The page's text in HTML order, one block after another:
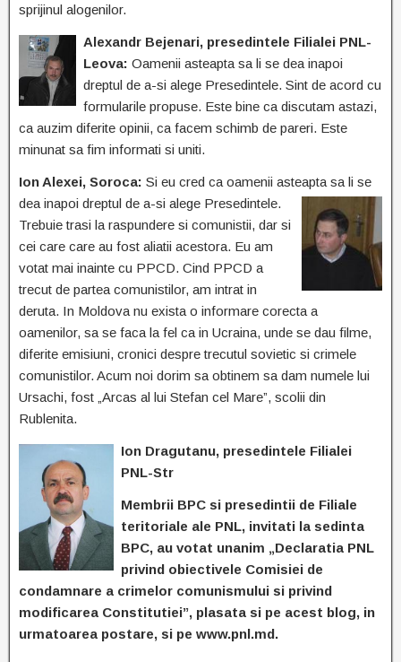
sprijinul alogenilor.
Alexandr Bejenari, presedintele Filialei PNL-
Leova: Oamenii asteapta sa li se dea inapoi
dreptul de a-si alege Presedintele. Sint de acord cu
formularile propuse. Este bine ca discutam astazi,
ca auzim diferite opinii, ca facem schimb de pareri. Este
minunat sa fim informati si uniti.
Ion Alexei, Soroca: Si eu cred ca oamenii asteapta sa li se
dea inapoi dreptul de a-si alege Presedintele.
Trebuie trasi la raspundere si comunistii, dar si
cei care care au fost aliatii acestora. Eu am
votat mai inainte cu PPCD. Cind PPCD a
trecut de partea comunistilor, am intrat in
deruta. In Moldova nu exista o informare corecta a
oamenilor, sa se faca la fel ca in Ucraina, unde se dau filme,
diferite emisiuni, cronici despre trecutul sovietic si crimele
comunistilor. Acum noi dorim sa obtinem sa dam numele lui
Ursachi, fost „Arcas al lui Stefan cel Mare”, scolii din
Rublenita.
Ion Dragutanu, presedintele Filialei
PNL-Str
Membrii BPC si presedintii de Filiale
teritoriale ale PNL, invitati la sedinta
BPC, au votat unanim „Declaratia PNL
privind obiectivele Comisiei de
condamnare a crimelor comunismului si privind
modificarea Constitutiei”, plasata si pe acest blog, in
urmatoarea postare, si pe www.pnl.md.